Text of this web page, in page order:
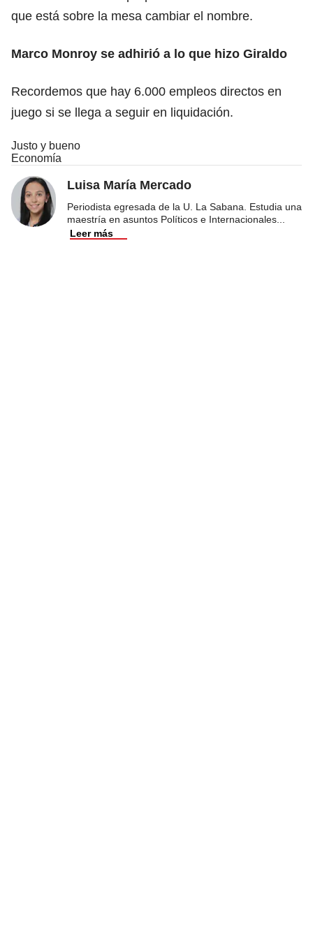
que está sobre la mesa cambiar el nombre.
Marco Monroy se adhirió a lo que hizo Giraldo
Recordemos que hay 6.000 empleos directos en
juego si se llega a seguir en liquidación.
Justo y bueno
Economía
Luisa María Mercado
Periodista egresada de la U. La Sabana. Estudia una
maestría en asuntos Políticos e Internacionales
Leer más